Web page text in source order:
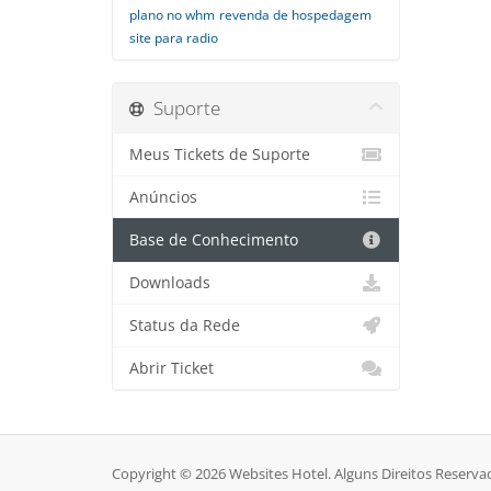
plano no whm revenda de hospedagem
site para radio
Suporte
Meus Tickets de Suporte
Anúncios
Base de Conhecimento
Downloads
Status da Rede
Abrir Ticket
Copyright © 2026 Websites Hotel. Alguns Direitos